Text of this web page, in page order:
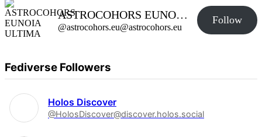
ASTROCOHORS EUNOIA ULTIMA
@astrocohors.eu@astrocohors.eu
Follow
Fediverse Followers
Holos Discover
@HolosDiscover@discover.holos.social